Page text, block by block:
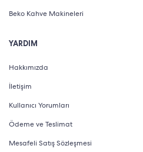
Beko Kahve Makineleri
YARDIM
Hakkımızda
İletişim
Kullanıcı Yorumları
Ödeme ve Teslimat
Mesafeli Satış Sözleşmesi